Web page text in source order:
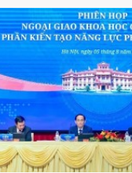
dân trong chặng